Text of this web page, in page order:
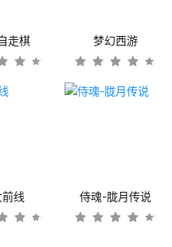
走棋 梦幻西游
线 侍魂-胧月传说